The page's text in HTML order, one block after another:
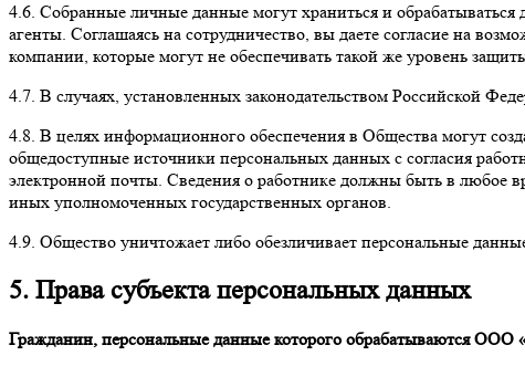
4.6. Собранные личные данные могут храниться и
агенты. Соглашаясь на сотрудничество, вы даете согласие на
компании, которые могут не обеспечивать такой же уровень
4.7. В случаях, установленных законодательством Российской
4.8. В целях информационного обеспечения в Общества могут
общедоступные источники персональных данных с согласия
электронной почты. Сведения о работнике должны быть в любое
иных уполномоченных государственных органов.
4.9. Общество уничтожает либо обезличивает персональные
5. Права субъекта персональных данных
Гражданин, персональные данные которого обрабатываются ООО